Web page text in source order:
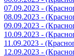
07.09.2023 -
08.09.2023 -
09.09.2023 -
10.09.2023 -
11.09.2023 -
12.09.2023 -